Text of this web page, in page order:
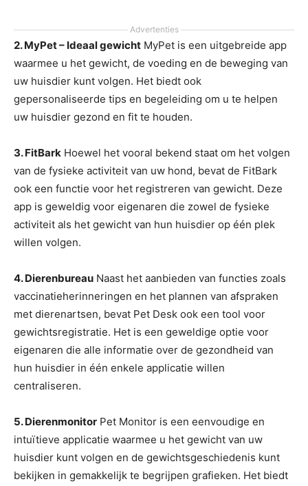
Advertenties
2. MyPet – Ideaal gewicht MyPet is een uitgebreide app
waarmee u het gewicht, de voeding en de beweging van
uw huisdier kunt volgen. Het biedt ook
gepersonaliseerde tips en begeleiding om u te helpen
uw huisdier gezond en fit te houden.
3. FitBark Hoewel het vooral bekend staat om het volgen
van de fysieke activiteit van uw hond, bevat de FitBark
ook een functie voor het registreren van gewicht. Deze
app is geweldig voor eigenaren die zowel de fysieke
activiteit als het gewicht van hun huisdier op één plek
willen volgen.
4. Dierenbureau Naast het aanbieden van functies zoals
vaccinatieherinneringen en het plannen van afspraken
met dierenartsen, bevat Pet Desk ook een tool voor
gewichtsregistratie. Het is een geweldige optie voor
eigenaren die alle informatie over de gezondheid van
hun huisdier in één enkele applicatie willen
centraliseren.
5. Dierenmonitor Pet Monitor is een eenvoudige en
intuïtieve applicatie waarmee u het gewicht van uw
huisdier kunt volgen en de gewichtsgeschiedenis kunt
bekijken in gemakkelijk te begrijpen grafieken. Het biedt